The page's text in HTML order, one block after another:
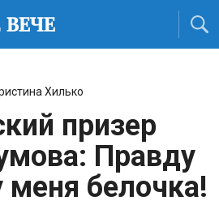
Хилько
призер
Правду
меня белочка!